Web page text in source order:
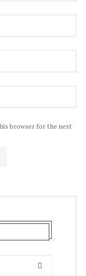
browser for the next